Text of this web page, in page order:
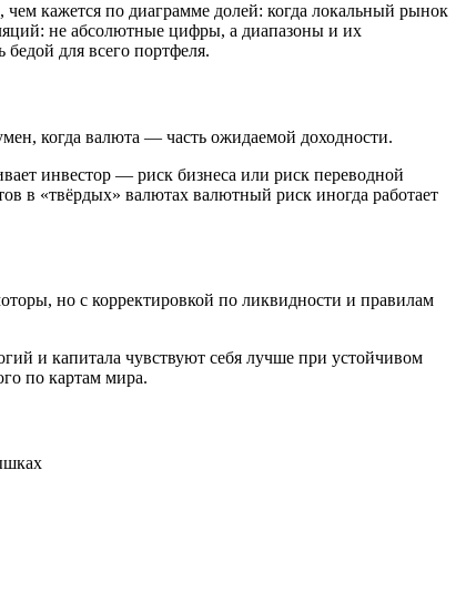
кажется по диаграмме долей: когда локальный рынок
не абсолютные цифры, а диапазоны и их
для всего портфеля.
когда валюта — часть ожидаемой доходности.
инвестор — риск бизнеса или риск переводной
в «твёрдых» валютах валютный риск иногда работает
но с корректировкой по ликвидности и правилам
и капитала чувствуют себя лучше при устойчивом
по картам мира.